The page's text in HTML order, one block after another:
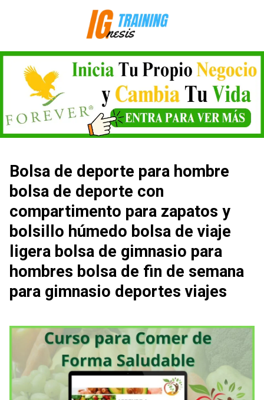
Bolsa de deporte para hombre
bolsa de deporte con
compartimento para zapatos y
bolsillo húmedo bolsa de viaje
ligera bolsa de gimnasio para
hombres bolsa de fin de semana
para gimnasio deportes viajes